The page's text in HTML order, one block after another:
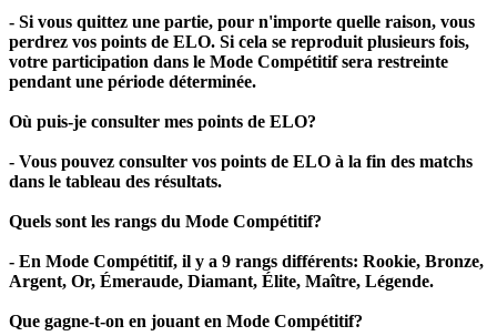
- Si vous quittez une partie, pour n'importe quelle raison, vous
perdrez vos points de ELO. Si cela se reproduit plusieurs fois,
votre participation dans le Mode Compétitif sera restreinte
pendant une période déterminée.
Où puis-je consulter mes points de ELO?
- Vous pouvez consulter vos points de ELO à la fin des matchs
dans le tableau des résultats.
Quels sont les rangs du Mode Compétitif?
- En Mode Compétitif, il y a 9 rangs différents: Rookie, Bronze,
Argent, Or, Émeraude, Diamant, Élite, Maître, Légende.
Que gagne-t-on en jouant en Mode Compétitif?